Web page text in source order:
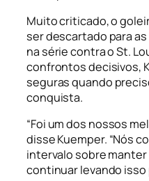
Muito criticado, o
ser descartado para
na série contra o St.
confrontos decisivos,
seguras quando
conquista.
“Foi um dos nossos
disse Kuemper. “Nós
intervalo sobre
continuar levando isso